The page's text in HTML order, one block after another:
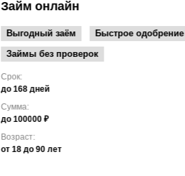
Займ онлайн
Выгодный заём
Быстрое одобрение
Займы без проверок
Срок:
до 168 дней
Сумма:
до 100000 ₽
Возраст:
от 18 до 90 лет